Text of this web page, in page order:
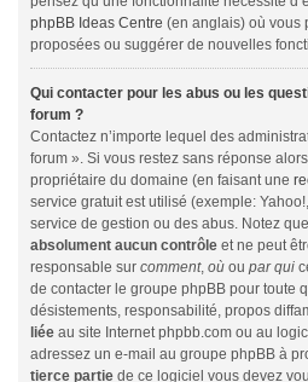
phpBB Ideas Centre (en anglais) où vous
proposées ou suggérer de nouvelles
Qui contacter pour les abus ou les
forum ?
Contactez n’importe lequel des
forum ». Si vous restez sans réponse
propriétaire du domaine (en faisant une
service gratuit est utilisé (exemple:
service de gestion ou des abus. Notez
absolument aucun contrôle et ne peut
responsable sur comment, où ou par qui
de contacter le groupe phpBB pour toute
désistements, responsabilité, propos
liée au site Internet phpbb.com ou au
adressez un e-mail au groupe phpBB à
tierce partie de ce logiciel vous devez